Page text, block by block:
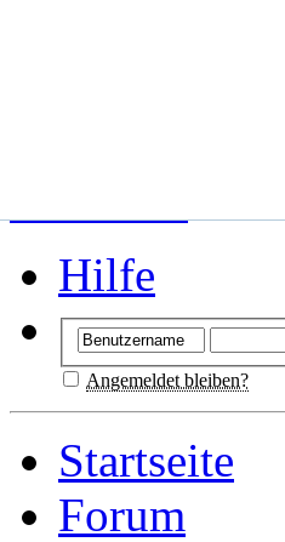
Hilfe
Angemeldet bleiben?
Startseite
Forum